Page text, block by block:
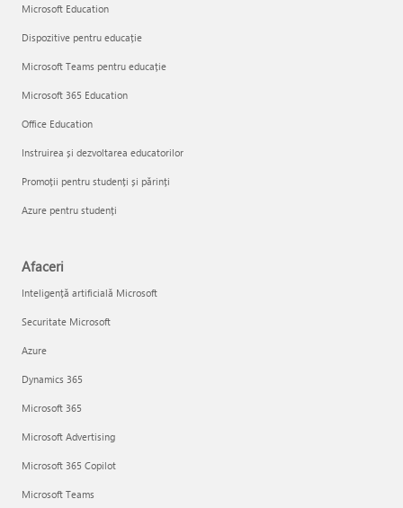
Microsoft Education
Dispozitive pentru educație
Microsoft Teams pentru educație
Microsoft 365 Education
Office Education
Instruirea și dezvoltarea educatorilor
Promoții pentru studenți și părinți
Azure pentru studenți
Afaceri
Inteligență artificială Microsoft
Securitate Microsoft
Azure
Dynamics 365
Microsoft 365
Microsoft Advertising
Microsoft 365 Copilot
Microsoft Teams